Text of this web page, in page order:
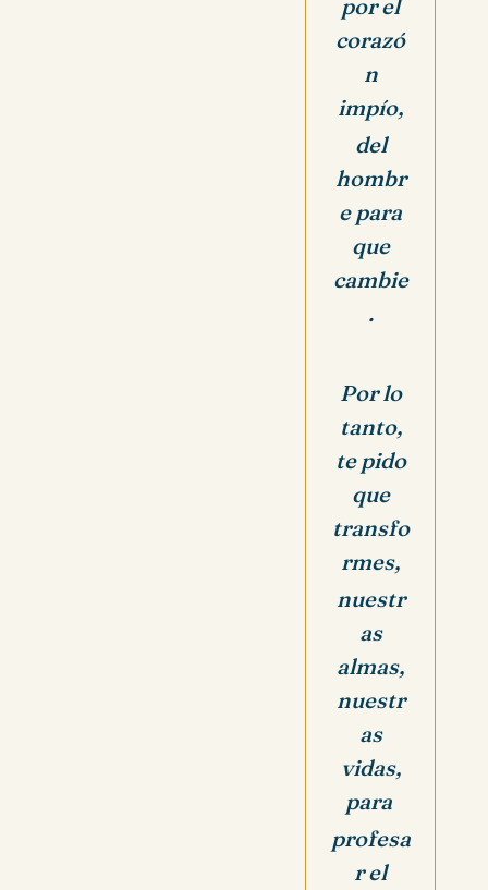
por el
corazó
n
impío,
del
hombr
e para
que
cambie
.
Por lo
tanto,
te pido
que
transfo
rmes,
nuestr
as
almas,
nuestr
as
vidas,
para
profesa
r el